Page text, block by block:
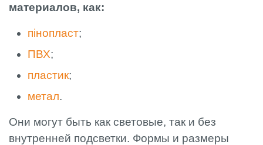
материалов, как:
пінопласт;
ПВХ;
пластик;
метал.
Они могут быть как световые, так и без
внутренней подсветки. Формы и размеры